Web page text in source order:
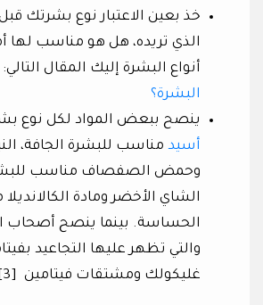
خذ بعين الاعتبار نوع بشرتك
الذي تريده، هل هو مناسب لها
أنواع البشرة إليك المقال التالي:
البشرة؟
ينصح ببعض المواد لكل نوع
أسيد مناسب للبشرة الجافة،
وحمض الصفصاف مناسب
الشاي الأخضر ومادة
الحساسة. بينما ينصح أصحاب
والتي تظهر عليها التجاعيد
غليكولك ومشتقات فيتامين [3]A.